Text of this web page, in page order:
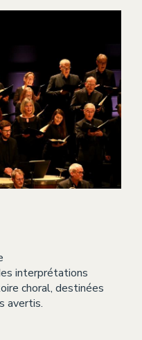
interprétations
choral, destinées
avertis.